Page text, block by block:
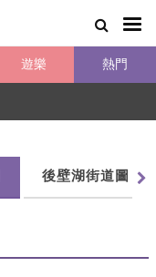
遊樂 熱門
後壁湖街道圖